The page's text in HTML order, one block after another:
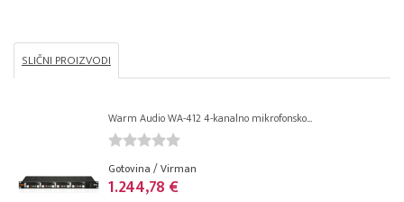
SLIČNI PROIZVODI
Warm Audio WA-412 4-kanalno mikrofonsko...
Gotovina / Virman
1.244,78 €